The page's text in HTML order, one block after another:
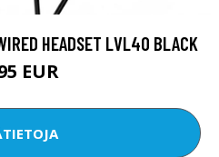
HEADSET LVL40 BLACK
EUR